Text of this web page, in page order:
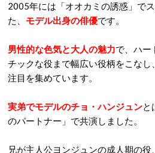
2005年には「オオカミの誘惑」で
た、 モデル出身の俳優です。
男性的な色気と大人の魅力で、ハー
チックな役まで幅広い役柄をこなし
注目を集めています。
実弟でモデルのチョ・ハンジュンと
のパートナー」で共演しました。
兄が主人公ヨンジュンの成人期の